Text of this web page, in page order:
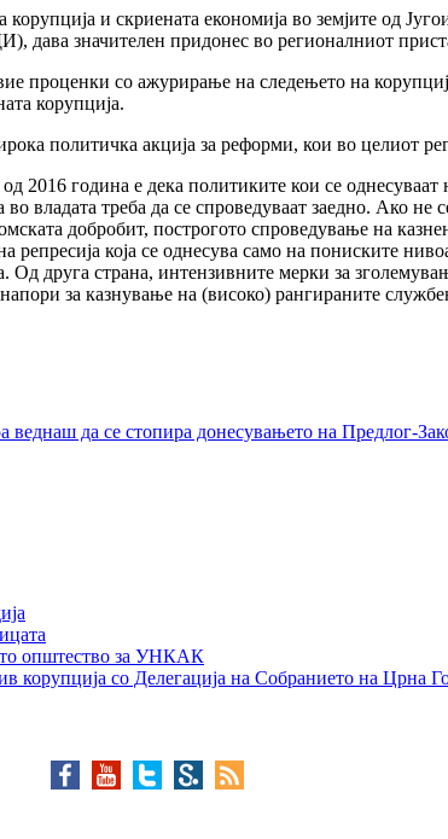
и скриената економија во земјите од
дава значителен придонес во регионалниот
проценки со ажурирање на следењето на
корупција.
политичка акција за реформи, кои во целиот
година е дека политиките кои се
во владата треба да се спроведуваат заедно. Ако
добробит, построгото спроведување на
репресија која се однесува само на пониските
друга страна, интензивните мерки за
за казнување на (високо) рангираните
да се стопира донесувањето на Предлог-
општество за УНКАК
корупција со Делегација на Собранието на Црна